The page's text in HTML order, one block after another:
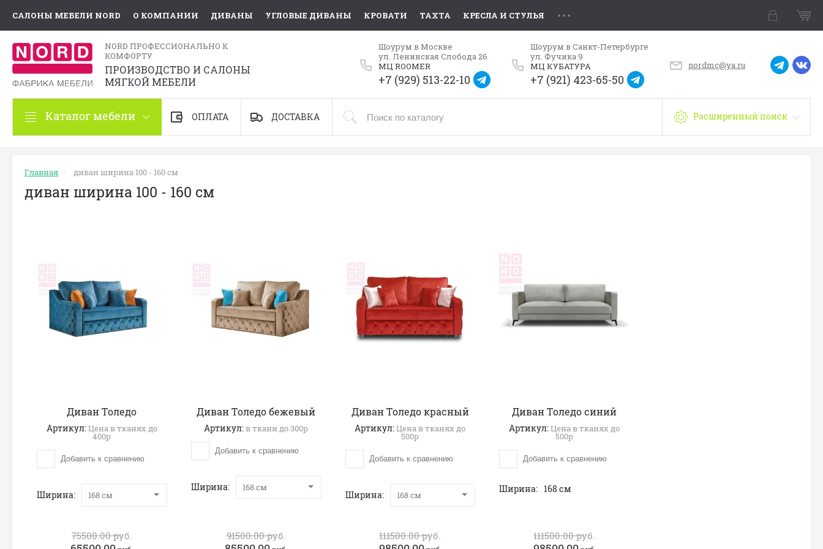
САЛОНЫ МЕБЕЛИ NORD О КОМПАНИИ ДИВАНЫ УГЛОВЫЕ ДИВАНЫ КРОВАТИ ТАХТА КРЕСЛА И СТУЛЬЯ
NORD ПРОФЕССИОНАЛЬНО К
КОМФОРТУ
ПРОИЗВОДСТВО И САЛОНЫ
МЯГКОЙ МЕБЕЛИ
Шоурум в Москве
ул. Ленинская Слобода 26
МЦ ROOMER
+7 (929) 513-22-10
Шоурум в Санкт-Петербурге
ул. Фучика 9
МЦ КУБАТУРА
+7 (921) 423-65-50
nordmc@ya.ru
Каталог мебели ОПЛАТА ДОСТАВКА Расширенный поиск
Главная диван ширина 100 - 160 см
диван ширина 100 - 160 см
Диван Толедо
Артикул:Цена в тканях до
400р
Добавить к сравнению
Ширина 168 см
75500.00руб.
Диван Толедо бежевый
Артикул:в ткани до 300р
Добавить к сравнению
Ширина 168 см
91500.00руб.
Диван Толедо красный
Артикул:Цена в тканях до
500р
Добавить к сравнению
Ширина 168 см
111500.00руб.
Диван Толедо синий
Артикул:Цена в тканях до
500р
Добавить к сравнению
Ширина 168 см
111500.00руб.